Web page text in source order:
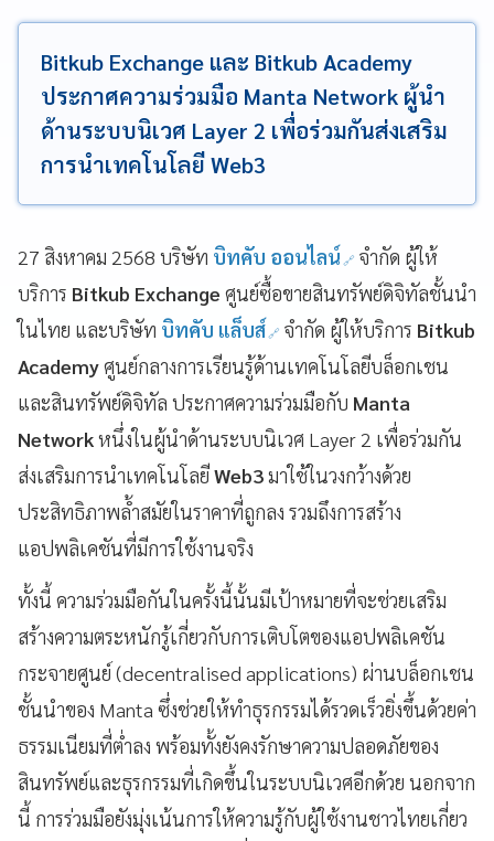
Bitkub Exchange และ Bitkub Academy
ประกาศความร่วมมือ Manta Network ผู้นำ
ด้านระบบนิเวศ Layer 2 เพื่อร่วมกันส่งเสริม
การนำเทคโนโลยี Web3
27 สิงหาคม 2568 บริษัท บิทคับ ออนไลน์ จำกัด ผู้ให้
บริการ Bitkub Exchange ศูนย์ซื้อขายสินทรัพย์ดิจิทัลชั้นนำ
ในไทย และบริษัท บิทคับ แล็บส์ จำกัด ผู้ให้บริการ Bitkub
Academyศูนย์กลางการเรียนรู้ด้านเทคโนโลยีบล็อกเชน
และสินทรัพย์ดิจิทัล ประกาศความร่วมมือกับ Manta
Networkหนึ่งในผู้นำด้านระบบนิเวศ Layer 2 เพื่อร่วมกัน
ส่งเสริมการนำเทคโนโลยีWeb3มาใช้ในวงกว้างด้วย
ประสิทธิภาพล้ำสมัยในราคาที่ถูกลง รวมถึงการสร้าง
แอปพลิเคชันที่มีการใช้งานจริง
ทั้งนี้ ความร่วมมือกันในครั้งนี้นั้นมีเป้าหมายที่จะช่วยเสริม
สร้างความตระหนักรู้เกี่ยวกับการเติบโตของแอปพลิเคชัน
กระจายศูนย์ (decentralised applications) ผ่านบล็อกเชน
ชั้นนำของ Manta ซึ่งช่วยให้ทำธุรกรรมได้รวดเร็วยิ่งขึ้นด้วยค่า
ธรรมเนียมที่ต่ำลง พร้อมทั้งยังคงรักษาความปลอดภัยของ
สินทรัพย์และธุรกรรมที่เกิดขึ้นในระบบนิเวศอีกด้วย นอกจาก
นี้ การร่วมมือยังมุ่งเน้นการให้ความรู้กับผู้ใช้งานชาวไทยเกี่ยว